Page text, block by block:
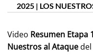
2025 | LOS
Video Resumen Etapa
Nuestros al Ataque